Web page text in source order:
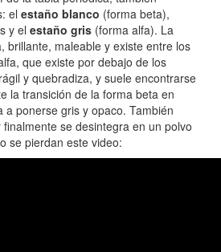
el estaño blanco (forma beta),
y el estaño gris (forma alfa). La
brillante, maleable y existe entre los
que existe por debajo de los
y quebradiza, y suele encontrarse
la transición de la forma beta en
a ponerse gris y opaco. También
se desintegra en un polvo
se pierdan este video: